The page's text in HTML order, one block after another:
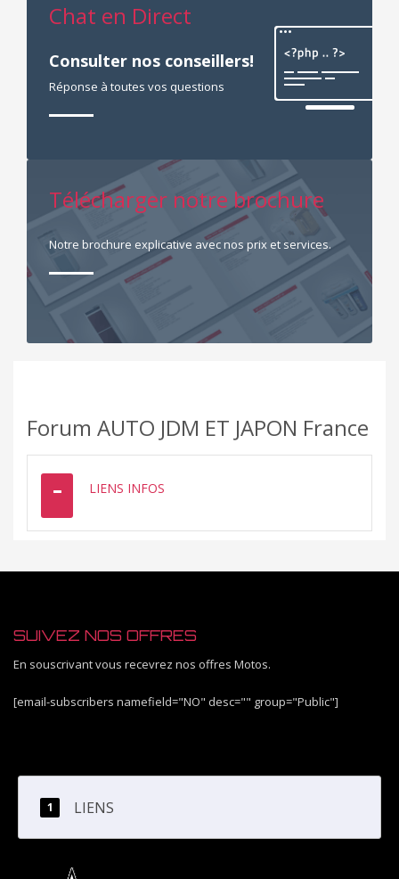
Chat en Direct
Consulter nos conseillers!
Réponse à toutes vos questions
Télécharger notre brochure
Notre brochure explicative avec nos prix et services.
Forum AUTO JDM ET JAPON France
LIENS INFOS
SUIVEZ NOS OFFRES
En souscrivant vous recevrez nos offres Motos.
[email-subscribers namefield="NO" desc="" group="Public"]
LIENS